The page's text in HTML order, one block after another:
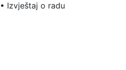
• Izvještaj o radu